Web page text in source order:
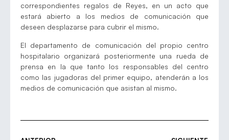
correspondientes regalos de Reyes, en un acto que
estará abierto a los medios de comunicación que
deseen desplazarse para cubrir el mismo.
El departamento de comunicación del propio centro
hospitalario organizará posteriormente una rueda de
prensa en la que tanto los responsables del centro
como las jugadoras del primer equipo, atenderán a los
medios de comunicación que asistan al mismo.